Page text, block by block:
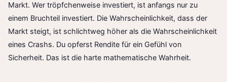
Markt. Wer tröpfchenweise investiert, ist anfangs nur zu
einem Bruchteil investiert. Die Wahrscheinlichkeit, dass der
Markt steigt, ist schlichtweg höher als die Wahrscheinlichkeit
eines Crashs. Du opferst Rendite für ein Gefühl von
Sicherheit. Das ist die harte mathematische Wahrheit.